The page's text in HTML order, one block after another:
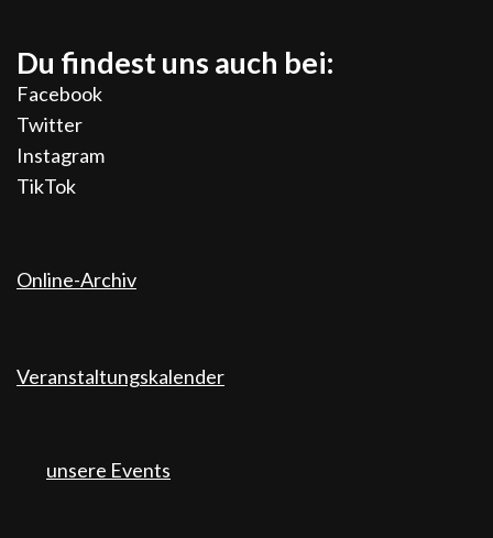
Du findest uns auch bei:
Facebook
Twitter
Instagram
TikTok
Online-Archiv
Veranstaltungskalender
unsere Events